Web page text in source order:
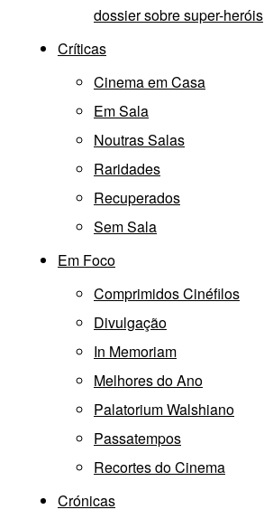
dossier sobre super-heróis
Críticas
Cinema em Casa
Em Sala
Noutras Salas
Raridades
Recuperados
Sem Sala
Em Foco
Comprimidos Cinéfilos
Divulgação
In Memoriam
Melhores do Ano
Palatorium Walshiano
Passatempos
Recortes do Cinema
Crónicas